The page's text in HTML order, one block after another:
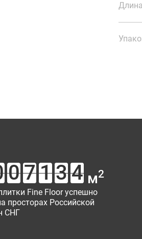
м2
Fine Floor успешно
просторах Российской
СНГ